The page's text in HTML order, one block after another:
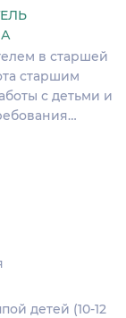
в старшей
старшим
с детьми и
детей (10-12